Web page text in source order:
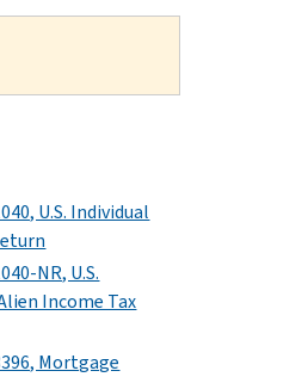
U.S. Individual
NR, U.S.
Income Tax
Mortgage